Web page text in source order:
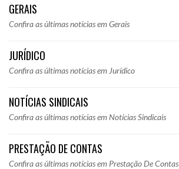
GERAIS
Confira as últimas notícias em Gerais
JURÍDICO
Confira as últimas notícias em Jurídico
NOTÍCIAS SINDICAIS
Confira as últimas notícias em Notícias Sindicais
PRESTAÇÃO DE CONTAS
Confira as últimas notícias em Prestação De Contas